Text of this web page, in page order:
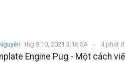
thg 8 10, 2021 3:16 SA 4 phút
Engine Pug - Một cách